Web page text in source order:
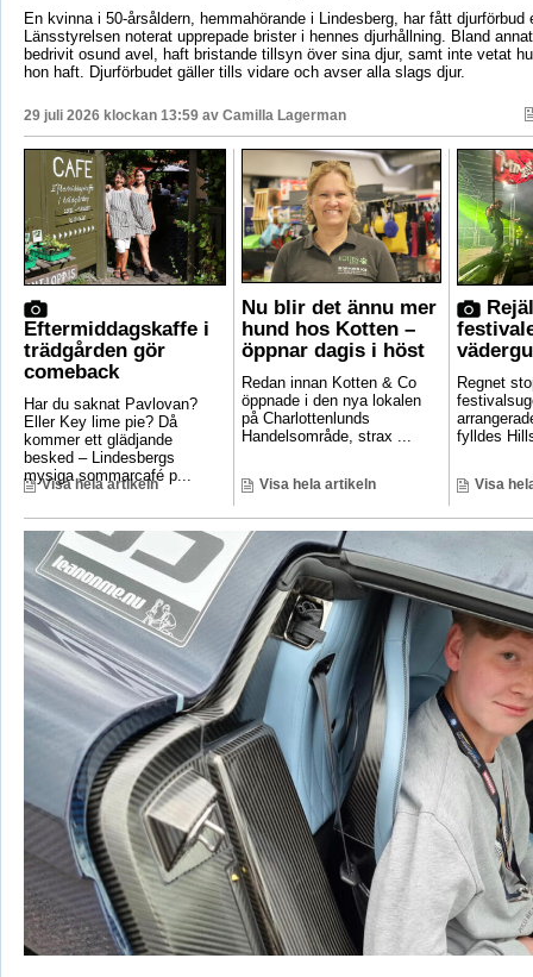
En kvinna i 50-årsåldern, hemmahörande i Lindesberg, har fått djurförbud
Länsstyrelsen noterat upprepade brister i hennes djurhållning. Bland
bedrivit osund avel, haft bristande tillsyn över sina djur, samt inte vetat
hon haft. Djurförbudet gäller tills vidare och avser alla slags djur.
29 juli 2026 klockan 13:59 av Camilla Lagerman
Eftermiddagskaffe i
trädgården gör
comeback
Har du saknat Pavlovan?
Eller Key lime pie? Då
kommer ett glädjande
besked – Lindesbergs
mysiga sommarcafé p...
Visa hela artikeln
Nu blir det ännu mer
hund hos Kotten –
öppnar dagis i höst
Redan innan Kotten & Co
öppnade i den nya lokalen
på Charlottenlunds
Handelsområde, strax ...
Visa hela artikeln
Regnet
fylldes
Visa